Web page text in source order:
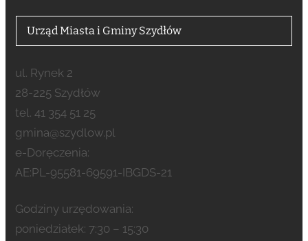
Urząd Miasta i Gminy Szydłów
ul. Rynek 2
28-225 Szydłów
tel. 41 354 51 25
gmina@szydlow.pl
e-Doręczenia:
AE:PL-95581-69591-IBGDS-21
Godziny urzędowania:
poniedziałek: 7:30 – 15:30